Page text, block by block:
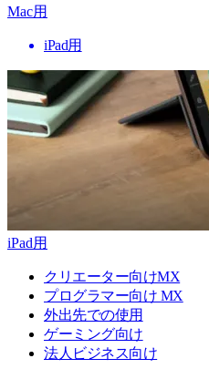
Mac用
iPad用
iPad用
クリエーター向けMX
プログラマー向け MX
外出先での使用
ゲーミング向け
法人ビジネス向け